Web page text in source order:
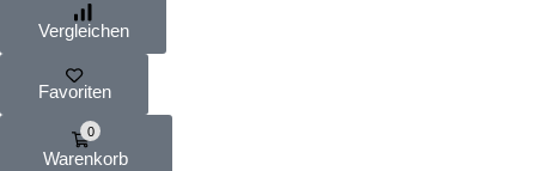
Vergleichen
Favoriten
0
Warenkorb